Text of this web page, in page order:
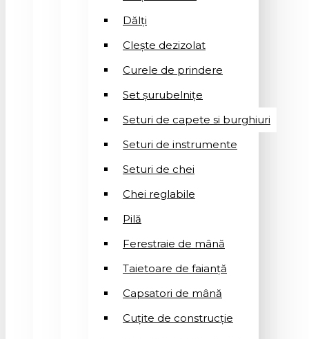
Dălți
Clește dezizolat
Curele de prindere
Set șurubelnițe
Seturi de capete si burghiuri
Seturi de instrumente
Seturi de chei
Chei reglabile
Pilă
Ferestraie de mână
Taietoare de faianță
Capsatori de mână
Cuțite de construcție